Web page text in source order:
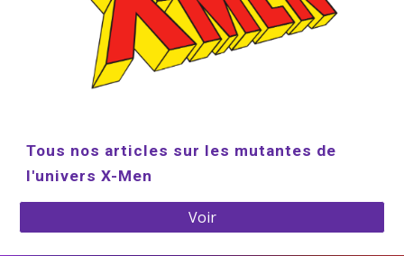
Tous nos articles sur les mutantes de
l'univers X-Men
Voir